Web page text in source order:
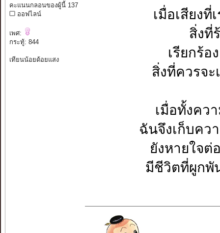
คะแนนกลอนของผู้นี้ 137
ออฟไลน์
เพศ:
กระทู้: 844
เทียนน้อยด้อยแสง
เมื่อเสียง
สิ่งที่
เรียกร้อ
สิ่งที่ควรจะ
เมื่อทั้งคว
ฉันจึงเก็บคว
ยังหายใจต่
มีชีวิตที่ผูกพั